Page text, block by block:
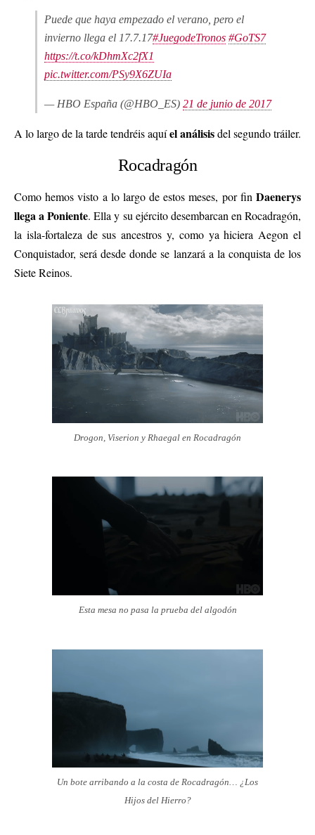
Puede que haya empezado el verano, pero el
invierno llega el 17.7.17#JuegodeTronos #GoTS7
https://t.co/kDhmXc2fX1
pic.twitter.com/PSy9X6ZUIa
— HBO España (@HBO_ES) 21 de junio de 2017
A lo largo de la tarde tendréis aquíel análisisdel segundo tráiler.
Rocadragón
Como hemos visto a lo largo de estos meses, por fin Daenerys
llega a Poniente. Ella y su ejército desembarcan en Rocadragón,
la isla-fortaleza de sus ancestros y, como ya hiciera Aegon el
Conquistador, será desde donde se lanzará a la conquista de los
Siete Reinos.
Drogon, Viserion y Rhaegal en Rocadragón
Esta mesa no pasa la prueba del algodón
Un bote arribando a la costa de Rocadragón… ¿Los
Hijos del Hierro?